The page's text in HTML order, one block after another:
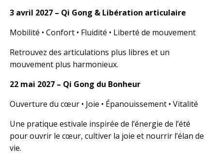
3 avril 2027 – Qi Gong & Libération articulaire
Mobilité • Confort • Fluidité • Liberté de mouvement
Retrouvez des articulations plus libres et un
mouvement plus harmonieux.
22 mai 2027 – Qi Gong du Bonheur
Ouverture du cœur • Joie • Épanouissement • Vitalité
Une pratique estivale inspirée de l’énergie de l’été
pour ouvrir le cœur, cultiver la joie et nourrir l’élan de
vie.